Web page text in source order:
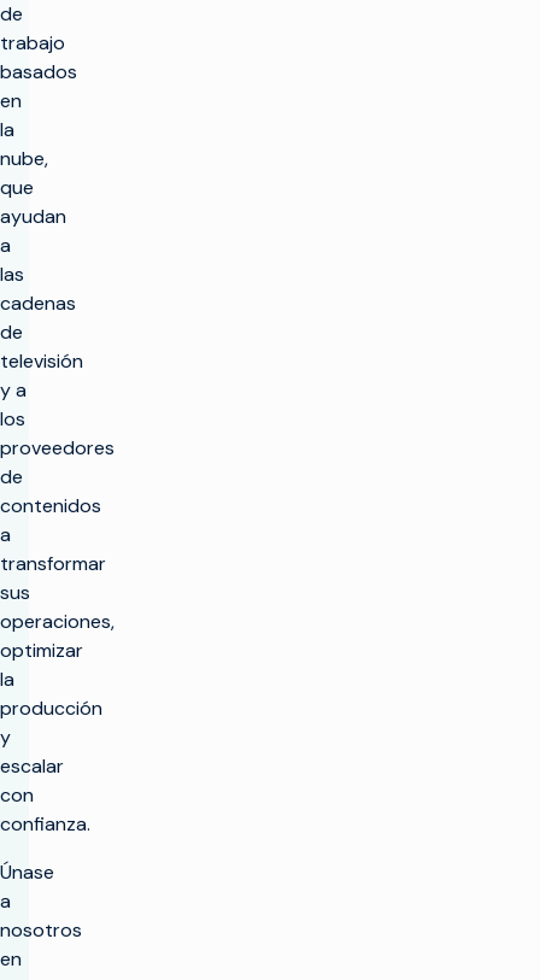
de
trabajo
basados
en
la
nube,
que
ayudan
a
las
cadenas
de
televisión
y a
los
proveedores
de
contenidos
a
transformar
sus
operaciones,
optimizar
la
producción
y
escalar
con
confianza.
Únase
a
nosotros
en